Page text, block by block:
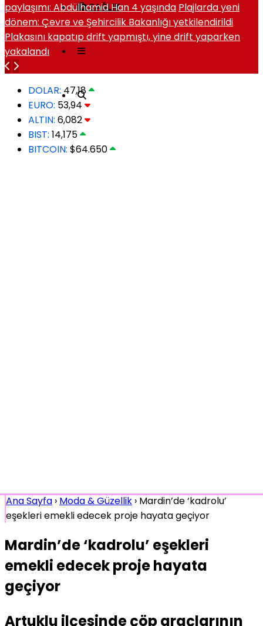
SAĞLIK
paylaşımı: Abdülhamid Han 4 yaşında Plajlarda yeni
dönem: Çevre ve Şehircilik Bakanlığı yetkilendirildi
Plakasını kapatıp drift yapmıştı, yine drift yaparken
yakalandı
DOLAR: 47,18
EURO: 53,94
ALTIN: 6,082
BIST: 14,175
BITCOIN: $64.650
Ana Sayfa › Moda & Güzellik › Mardin’de ‘kadrolu’
eşekleri emekli edecek proje hayata geçiyor
Mardin’de ‘kadrolu’ eşekleri
emekli edecek proje hayata
geçiyor
Artuklu ilçesinde çöp araçlarının